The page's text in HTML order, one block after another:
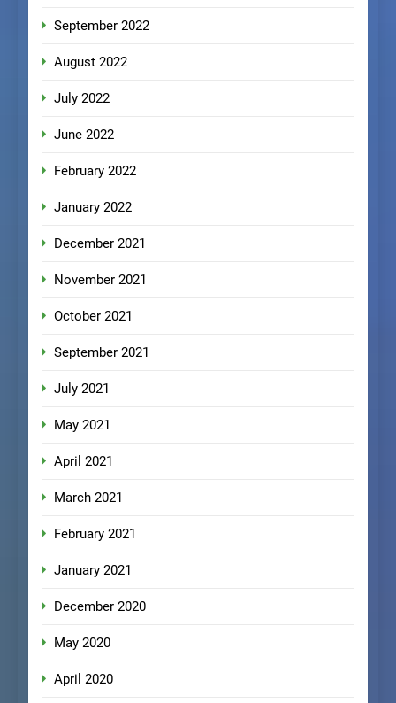
September 2022
August 2022
July 2022
June 2022
February 2022
January 2022
December 2021
November 2021
October 2021
September 2021
July 2021
May 2021
April 2021
March 2021
February 2021
January 2021
December 2020
May 2020
April 2020